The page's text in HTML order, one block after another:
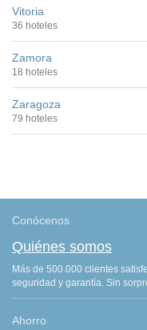
Vitoria
36 hoteles
Zamora
18 hoteles
Zaragoza
79 hoteles
Conócenos
Quiénes somos
Más de 500.000 clientes
seguridad y garantía. Sin
Ahorro